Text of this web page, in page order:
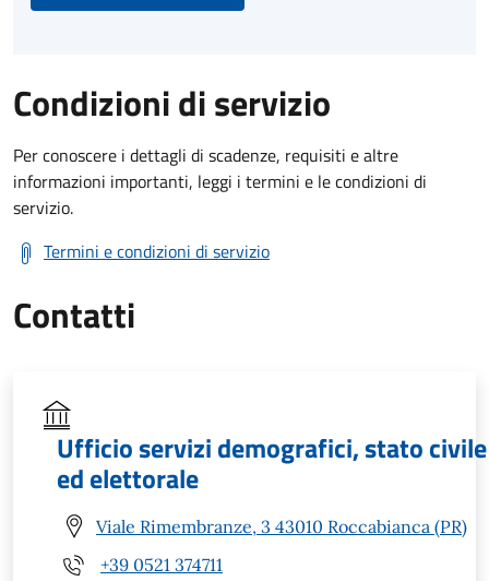
Condizioni di servizio
Per conoscere i dettagli di scadenze, requisiti e altre
informazioni importanti, leggi i termini e le condizioni di
servizio.
Termini e condizioni di servizio
Contatti
Ufficio servizi demografici, stato civile
ed elettorale
Viale Rimembranze, 3 43010 Roccabianca (PR)
+39 0521 374711